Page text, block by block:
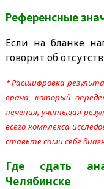
Референсные
Если на бланке
говорит об
* Расшифровка
врача, который
лечения, учитывая
всего комплекса
ставьте сами себе
Где сдать
Челябинске